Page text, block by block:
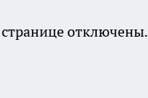
отключены.